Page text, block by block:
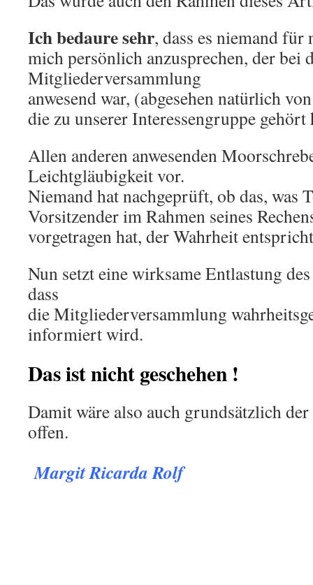
Ich bedaure sehr, dass es niemand für
mich persönlich anzusprechen, der bei
Mitgliederversammlung
anwesend war, (abgesehen natürlich
die zu unserer Interessengruppe gehört
Allen anderen anwesenden
Leichtgläubigkeit vor.
Niemand hat nachgeprüft, ob das, was
Vorsitzender im Rahmen seines
vorgetragen hat, der Wahrheit
Nun setzt eine wirksame Entlastung
dass
die Mitgliederversammlung
informiert wird.
Das ist nicht geschehen !
Damit wäre also auch grundsätzlich
offen.
Margit Ricarda Rolf